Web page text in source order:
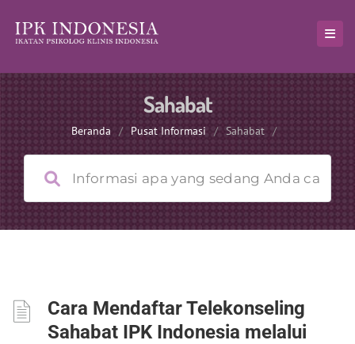
Sahabat
Beranda / Pusat Informasi / Sahabat /
Cara Mendaftar Telekonseling
Sahabat IPK Indonesia melalui